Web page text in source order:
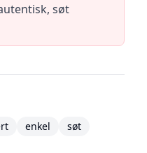
søt
enkel
søt